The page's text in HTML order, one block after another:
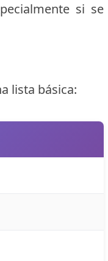
si se
lista básica: